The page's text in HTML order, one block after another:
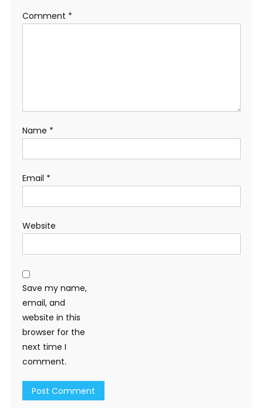
Comment *
Name *
Email *
Website
Save my name,
email, and
website in this
browser for the
next time I
comment.